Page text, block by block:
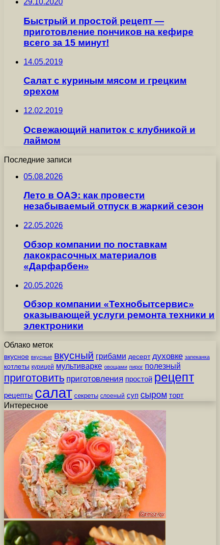
29.10.2020
Быстрый и простой рецепт —
приготовление пончиков на кефире
всего за 15 минут!
14.05.2019
Салат с куриным мясом и грецким
орехом
12.02.2019
Освежающий напиток с клубникой и
лаймом
Последние записи
05.08.2026
Лето в ОАЭ: как провести
незабываемый отпуск в жаркий сезон
22.05.2026
Обзор компании по поставкам
лакокрасочных материалов
«Дарфарбен»
20.05.2026
Обзор компании «Технобытсервис»
оказывающей услуги ремонта техники и
электроники
Облако меток
вкусное вкусные вкусный грибами десерт духовке запеканка
котлеты курицей мультиварке овощами пирог полезный
приготовить приготовления простой рецепт
рецепты салат секреты слоеный суп сыром торт
Интересное